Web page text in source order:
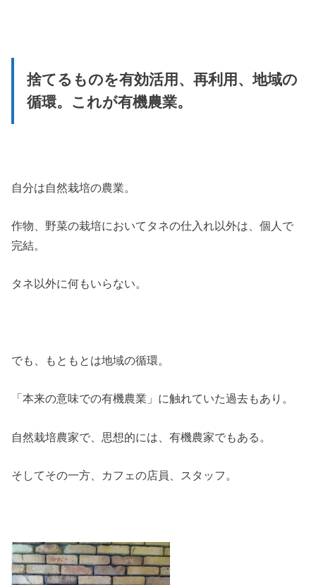
捨てるものを有効活用、再利用、地域の
循環。これが有機農業。
自分は自然栽培の農業。
作物、野菜の栽培においてタネの仕入れ以外は、個人で
完結。
タネ以外に何もいらない。
でも、もともとは地域の循環。
「本来の意味での有機農業」に触れていた過去もあり。
自然栽培農家で、思想的には、有機農家でもある。
そしてその一方、カフェの店員、スタッフ。